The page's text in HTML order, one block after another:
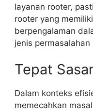
layanan rooter,
rooter yang
berpengalaman
jenis permasalahan
Tepat
Dalam konteks
memecahkan